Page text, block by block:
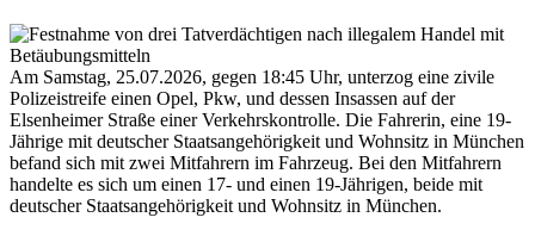
Am Samstag, 25.07.2026, gegen 18:45 Uhr, unterzog eine zivile
Polizeistreife einen Opel, Pkw, und dessen Insassen auf der
Elsenheimer Straße einer Verkehrskontrolle. Die Fahrerin, eine 19-
Jährige mit deutscher Staatsangehörigkeit und Wohnsitz in München
befand sich mit zwei Mitfahrern im Fahrzeug. Bei den Mitfahrern
handelte es sich um einen 17- und einen 19-Jährigen, beide mit
deutscher Staatsangehörigkeit und Wohnsitz in München.